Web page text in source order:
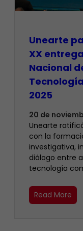
Unearte
XX
Nacional
2025
20 de
Unearte
con la
investigativa,
diálogo entre
tecnología
Read More